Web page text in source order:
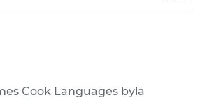
Cook Languages byla